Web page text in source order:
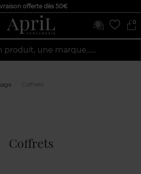
offerte dès 50€
0
produit, une marque…...
Coffrets
Coffrets